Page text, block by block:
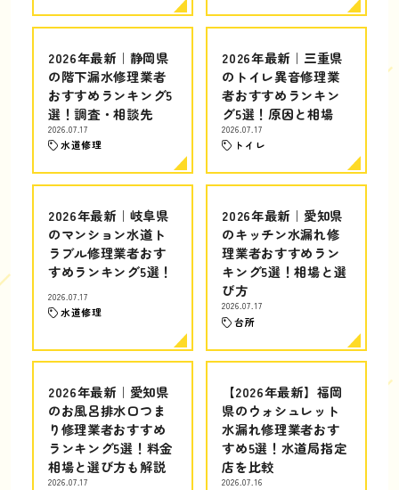
2026年最新｜静岡県
の階下漏水修理業者
おすすめランキング5
選！調査・相談先
2026.07.17
水道修理
2026年最新｜三重県
のトイレ異音修理業
者おすすめランキン
グ5選！原因と相場
2026.07.17
トイレ
2026年最新｜岐阜県
のマンション水道ト
ラブル修理業者おす
すめランキング5選！
2026.07.17
水道修理
2026年最新｜愛知県
のキッチン水漏れ修
理業者おすすめラン
キング5選！相場と選
び方
2026.07.17
台所
2026年最新｜愛知県
のお風呂排水口つま
り修理業者おすすめ
ランキング5選！料金
相場と選び方も解説
2026.07.17
【2026年最新】福岡
県のウォシュレット
水漏れ修理業者おす
すめ5選！水道局指定
店を比較
2026.07.16